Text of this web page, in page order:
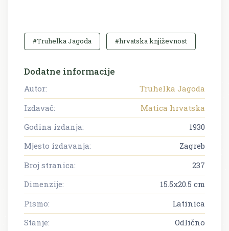
#Truhelka Jagoda #hrvatska književnost
Dodatne informacije
Autor:
Truhelka Jagoda
Izdavač:
Matica hrvatska
Godina izdanja:
1930
Mjesto izdavanja:
Zagreb
Broj stranica:
237
Dimenzije:
15.5x20.5 cm
Pismo:
Latinica
Stanje:
Odlično